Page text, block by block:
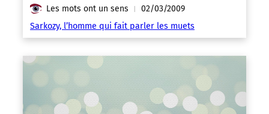
Les mots ont un sens | 02/03/2009
Sarkozy, l’homme qui fait parler les muets